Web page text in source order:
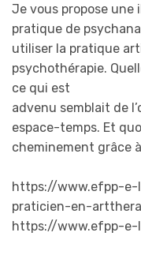
Je vous propose une
pratique de
utiliser la pratique
psychothérapie.
ce qui est
advenu semblait de
espace-temps. Et
cheminement grâce
https://www.efpp-
praticien-en-
https://www.efpp-e-